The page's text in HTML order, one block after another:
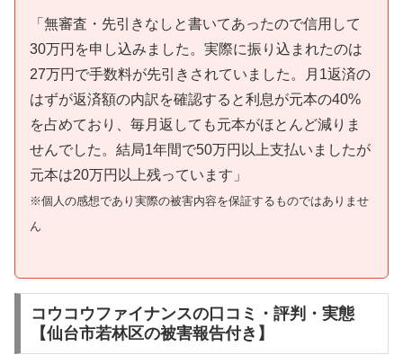
「無審査・先引きなしと書いてあったので信用して
30万円を申し込みました。実際に振り込まれたのは
27万円で手数料が先引きされていました。月1返済の
はずが返済額の内訳を確認すると利息が元本の40%
を占めており、毎月返しても元本がほとんど減りま
せんでした。結局1年間で50万円以上支払いましたが
元本は20万円以上残っています」
※個人の感想であり実際の被害内容を保証するものではありませ
ん
コウコウファイナンスの口コミ・評判・実態
【仙台市若林区の被害報告付き】